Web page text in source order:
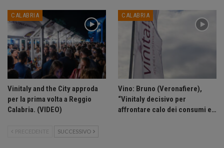
CALABRIA
Vinitaly and the City approda
per la prima volta a Reggio
Calabria. (VIDEO)
CALABRIA
Vino: Bruno (Veronafiere),
“Vinitaly decisivo per
affrontare calo dei consumi e…
PRECEDENTE SUCCESSIVO